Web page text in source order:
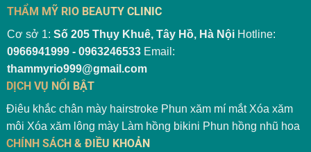
THẨM MỸ RIO BEAUTY CLINIC
Cơ sở 1: Số 205 Thụy Khuê, Tây Hồ, Hà NộiHotline:
0966941999 - 0963246533Email:
thammyrio999@gmail.com
DỊCH VỤ NỔI BẬT
Điêu khắc chân mày hairstroke Phun xăm mí mắt Xóa xăm
môi Xóa xăm lông mày Làm hồng bikini Phun hồng nhũ hoa
CHÍNH SÁCH & ĐIỀU KHOẢN